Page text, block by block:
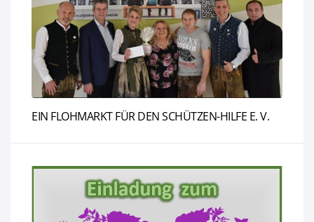
EIN FLOHMARKT FÜR DEN SCHÜTZEN-HILFE E. V.